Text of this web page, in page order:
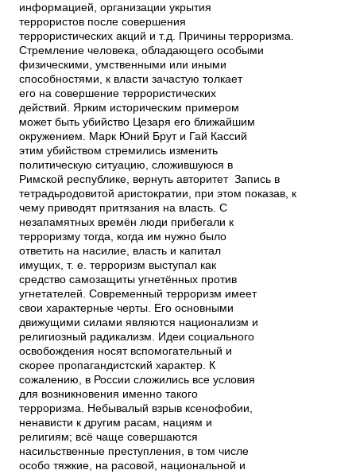
информацией, организации укрытия
террористов после совершения
террористических акций и т.д. Причины терроризма.
Стремление человека, обладающего особыми
физическими, умственными или иными
способностями, к власти зачастую толкает
его на совершение террористических
действий. Ярким историческим примером
может быть убийство Цезаря его ближайшим
окружением. Марк Юний Брут и Гай Кассий
этим убийством стремились изменить
политическую ситуацию, сложившуюся в
Римской республике, вернуть авторитет Запись в
тетрадьродовитой аристократии, при этом показав, к
чему приводят притязания на власть. С
незапамятных времён люди прибегали к
терроризму тогда, когда им нужно было
ответить на насилие, власть и капитал
имущих, т. е. терроризм выступал как
средство самозащиты угнетённых против
угнетателей. Современный терроризм имеет
свои характерные черты. Его основными
движущими силами являются национализм и
религиозный радикализм. Идеи социального
освобождения носят вспомогательный и
скорее пропагандистский характер. К
сожалению, в России сложились все условия
для возникновения именно такого
терроризма. Небывалый взрыв ксенофобии,
ненависти к другим расам, нациям и
религиям; всё чаще совершаются
насильственные преступления, в том числе
особо тяжкие, на расовой, национальной и